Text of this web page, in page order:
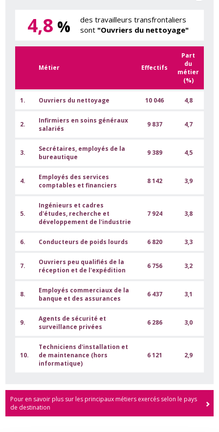
4,8 %
des travailleurs transfrontaliers
sont "Ouvriers du nettoyage"
Métier Effectifs
Part
du
métier
(%)
1. Ouvriers du nettoyage 10 046 4,8
2.
Infirmiers en soins généraux
salariés
9 837 4,7
3.
Secrétaires, employés de la
bureautique
9 389 4,5
4.
Employés des services
comptables et financiers
8 142 3,9
5.
Ingénieurs et cadres
d'études, recherche et
développement de l'industrie
7 924 3,8
6. Conducteurs de poids lourds 6 820 3,3
7.
Ouvriers peu qualifiés de la
réception et de l'expédition
6 756 3,2
8.
Employés commerciaux de la
banque et des assurances
6 437 3,1
9.
Agents de sécurité et
surveillance privées
6 286 3,0
10.
Techniciens d'installation et
de maintenance (hors
informatique)
6 121 2,9
Pour en savoir plus sur les principaux métiers exercés selon le pays
de destination